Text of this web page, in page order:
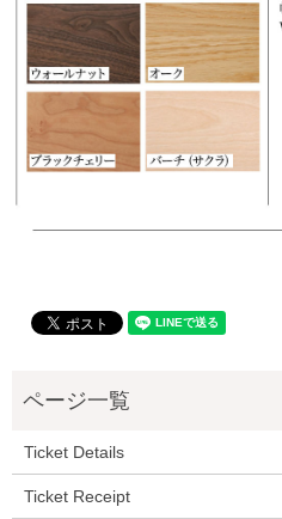
Ticket Details
Ticket Receipt